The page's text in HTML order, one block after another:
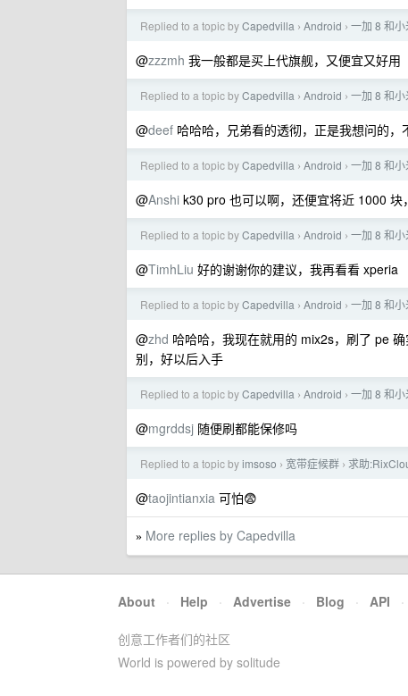
Replied to a topic byCapedvilla › Android › 一加 8 和
@zzzmh 我一般都是买上代旗舰，又便宜又好用
Replied to a topic byCapedvilla › Android › 一加 8 和
@deef 哈哈哈，兄弟看的透彻，正是我想问的
Replied to a topic byCapedvilla › Android › 一加 8 和
@Anshi k30 pro 也可以啊，还便宜将近 1000
Replied to a topic byCapedvilla › Android › 一加 8 和
@TimhLiu 好的谢谢你的建议，我再看看 xperia
Replied to a topic byCapedvilla › Android › 一加 8 和
@zhd 哈哈哈，我现在就用的 mix2s，刷了 pe
别，好以后入手
Replied to a topic byCapedvilla › Android › 一加 8 和
@mgrddsj 随便刷都能保修吗
Replied to a topic byimsoso › 宽带症候群 › 求助
@taojintianxia 可怕😨
» More replies by Capedvilla
About · Help · Advertise · Blog · API ·
创意工作者们的社区
World is powered by solitude